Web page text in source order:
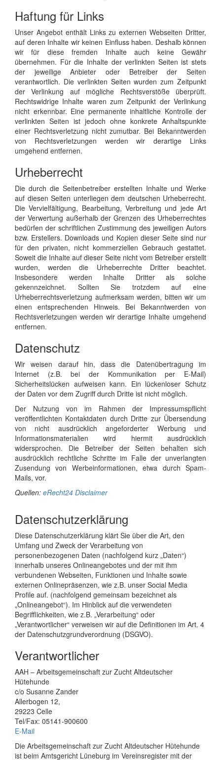
Haftung für Links
Unser Angebot enthält Links zu externen Webseiten Dritter,
auf deren Inhalte wir keinen Einfluss haben. Deshalb können
wir für diese fremden Inhalte auch keine Gewähr
übernehmen. Für die Inhalte der verlinkten Seiten ist stets
der jeweilige Anbieter oder Betreiber der Seiten
verantwortlich. Die verlinkten Seiten wurden zum Zeitpunkt
der Verlinkung auf mögliche Rechtsverstöße überprüft.
Rechtswidrige Inhalte waren zum Zeitpunkt der Verlinkung
nicht erkennbar. Eine permanente inhaltliche Kontrolle der
verlinkten Seiten ist jedoch ohne konkrete Anhaltspunkte
einer Rechtsverletzung nicht zumutbar. Bei Bekanntwerden
von Rechtsverletzungen werden wir derartige Links
umgehend entfernen.
Urheberrecht
Die durch die Seitenbetreiber erstellten Inhalte und Werke
auf diesen Seiten unterliegen dem deutschen Urheberrecht.
Die Vervielfältigung, Bearbeitung, Verbreitung und jede Art
der Verwertung außerhalb der Grenzen des Urheberrechtes
bedürfen der schriftlichen Zustimmung des jeweiligen Autors
bzw. Erstellers. Downloads und Kopien dieser Seite sind nur
für den privaten, nicht kommerziellen Gebrauch gestattet.
Soweit die Inhalte auf dieser Seite nicht vom Betreiber erstellt
wurden, werden die Urheberrechte Dritter beachtet.
Insbesondere werden Inhalte Dritter als solche
gekennzeichnet. Sollten Sie trotzdem auf eine
Urheberrechtsverletzung aufmerksam werden, bitten wir um
einen entsprechenden Hinweis. Bei Bekanntwerden von
Rechtsverletzungen werden wir derartige Inhalte umgehend
entfernen.
Datenschutz
Wir weisen darauf hin, dass die Datenübertragung im
Internet (z.B. bei der Kommunikation per E-Mail)
Sicherheitslücken aufweisen kann. Ein lückenloser Schutz
der Daten vor dem Zugriff durch Dritte ist nicht möglich.
Der Nutzung von im Rahmen der Impressumspflicht
veröffentlichten Kontaktdaten durch Dritte zur Übersendung
von nicht ausdrücklich angeforderter Werbung und
Informationsmaterialien wird hiermit ausdrücklich
widersprochen. Die Betreiber der Seiten behalten sich
ausdrücklich rechtliche Schritte im Falle der unverlangten
Zusendung von Werbeinformationen, etwa durch Spam-
Mails, vor.
Quellen: eRecht24 Disclaimer
Datenschutzerklärung
Diese Datenschutzerklärung klärt Sie über die Art, den
Umfang und Zweck der Verarbeitung von
personenbezogenen Daten (nachfolgend kurz „Daten“)
innerhalb unseres Onlineangebotes und der mit ihm
verbundenen Webseiten, Funktionen und Inhalte sowie
externen Onlinepräsenzen, wie z.B. unser Social Media
Profile auf. (nachfolgend gemeinsam bezeichnet als
„Onlineangebot“). Im Hinblick auf die verwendeten
Begrifflichkeiten, wie z.B. „Verarbeitung“ oder
„Verantwortlicher“ verweisen wir auf die Definitionen im Art. 4
der Datenschutzgrundverordnung (DSGVO).
Verantwortlicher
AAH – Arbeitsgemeinschaft zur Zucht Altdeutscher
Hütehunde
c/o Susanne Zander
Allerbogen 12,
29223 Celle
Tel/Fax: 05141-900600
E-Mail
Die Arbeitsgemeinschaft zur Zucht Altdeutscher Hütehunde
ist beim Amtsgericht Lüneburg im Vereinsregister mit der